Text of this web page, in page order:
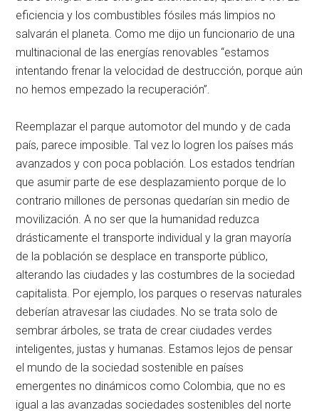
eficiencia y los combustibles fósiles más limpios no
salvarán el planeta. Como me dijo un funcionario de una
multinacional de las energías renovables “estamos
intentando frenar la velocidad de destrucción, porque aún
no hemos empezado la recuperación”.
Reemplazar el parque automotor del mundo y de cada
país, parece imposible. Tal vez lo logren los países más
avanzados y con poca población. Los estados tendrían
que asumir parte de ese desplazamiento porque de lo
contrario millones de personas quedarían sin medio de
movilización. A no ser que la humanidad reduzca
drásticamente el transporte individual y la gran mayoría
de la población se desplace en transporte público,
alterando las ciudades y las costumbres de la sociedad
capitalista. Por ejemplo, los parques o reservas naturales
deberían atravesar las ciudades. No se trata solo de
sembrar árboles, se trata de crear ciudades verdes
inteligentes, justas y humanas. Estamos lejos de pensar
el mundo de la sociedad sostenible en países
emergentes no dinámicos como Colombia, que no es
igual a las avanzadas sociedades sostenibles del norte